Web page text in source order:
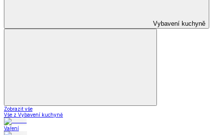
Vybavení kuchyně
Zobrazit vše
Vše z Vybavení kuchyně
Vaření